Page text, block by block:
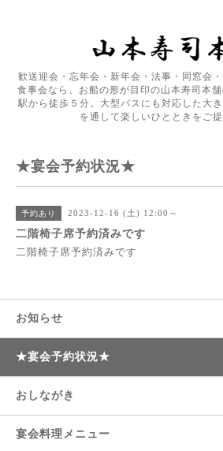
歓送迎会・忘年会・新年会・法事・同窓会
食事会なら、お船の形が目印の山本寿司本
駅から徒歩５分。大型バスにも対応した大
を通して楽しいひとときをご提
★宴会予約状況★
予約あり 2023-12-16 (土) 12:00～
二階椅子席予約済みです
二階椅子席予約済みです
お知らせ
★宴会予約状況★
おしながき
宴会料理メニュー